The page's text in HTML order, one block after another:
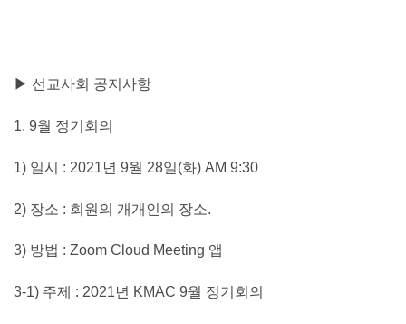
▶ 선교사회 공지사항
1. 9월 정기회의
1) 일시 : 2021년 9월 28일(화) AM 9:30
2) 장소 : 회원의 개개인의 장소.
3) 방법 : Zoom Cloud Meeting 앱
3-1) 주제 : 2021년 KMAC 9월 정기회의